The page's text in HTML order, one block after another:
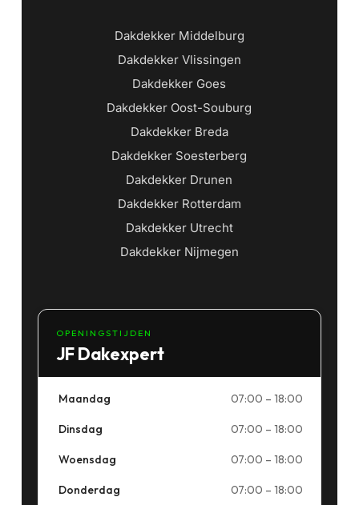
Dakdekker Middelburg
Dakdekker Vlissingen
Dakdekker Goes
Dakdekker Oost-Souburg
Dakdekker Breda
Dakdekker Soesterberg
Dakdekker Drunen
Dakdekker Rotterdam
Dakdekker Utrecht
Dakdekker Nijmegen
OPENINGSTIJDEN
JF Dakexpert
Maandag 07:00 – 18:00
Dinsdag 07:00 – 18:00
Woensdag 07:00 – 18:00
Donderdag 07:00 – 18:00